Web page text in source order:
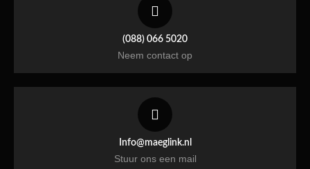
(088) 066 5020
Neem contact op
Info@maeglink.nl
Stuur ons een mail